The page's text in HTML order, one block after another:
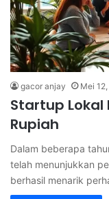
gacor anjay Mei
Startup Lokal
Rupiah
Dalam beberapa
telah menunjukkan
berhasil menarik